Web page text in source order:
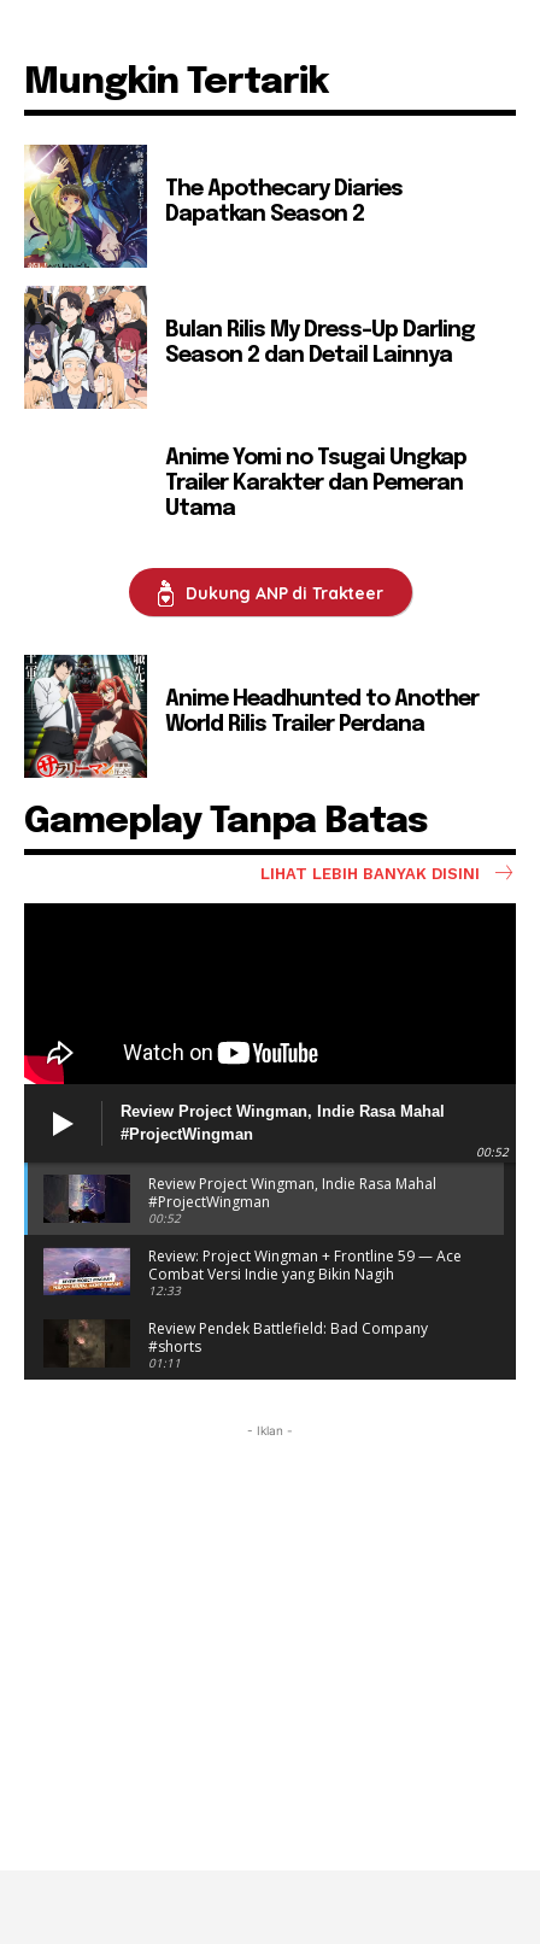
Mungkin Tertarik
The Apothecary Diaries
Dapatkan Season 2
Bulan Rilis My Dress-Up Darling
Season 2 dan Detail Lainnya
Anime Yomi no Tsugai Ungkap
Trailer Karakter dan Pemeran
Utama
Dukung ANP di Trakteer
Anime Headhunted to Another
World Rilis Trailer Perdana
Gameplay Tanpa Batas
LIHAT LEBIH BANYAK DISINI
Review Project Wingman, Indie Rasa Mahal
#ProjectWingman
00:52
Review Project Wingman, Indie Rasa Mahal
#ProjectWingman
00:52
Review: Project Wingman + Frontline 59 — Ace
Combat Versi Indie yang Bikin Nagih
12:33
Review Pendek Battlefield: Bad Company
#shorts
01:11
- Iklan -